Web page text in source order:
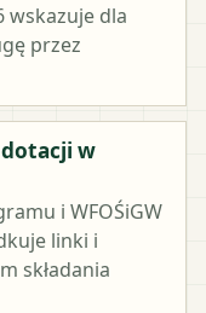
wskazuje dla
przez
dotacji w
i WFOŚiGW
linki i
składania